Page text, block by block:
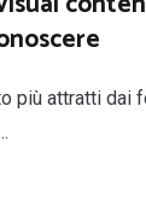
più attratti dai